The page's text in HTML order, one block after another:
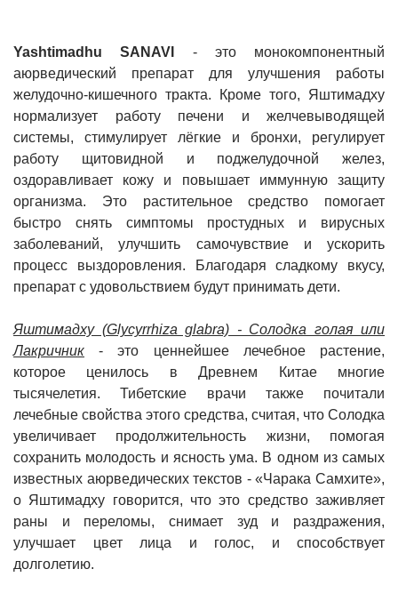
Yashtimadhu SАNAVI
- это монокомпонентный
аюрведический препарат для улучшения работы
желудочно-кишечного тракта. Кроме того, Яштимадху
нормализует работу печени и желчевыводящей
системы, стимулирует лёгкие и бронхи, регулирует
работу щитовидной и поджелудочной желез,
оздоравливает кожу и повышает иммунную защиту
организма. Это растительное средство помогает
быстро снять симптомы простудных и вирусных
заболеваний, улучшить самочувствие и ускорить
процесс выздоровления. Благодаря сладкому вкусу,
препарат с удовольствием будут принимать дети.
Яштимадху (Glycyrrhiza glabra) - Солодка голая или
Лакричник - это ценнейшее лечебное растение,
которое ценилось в Древнем Китае многие
тысячелетия. Тибетские врачи также почитали
лечебные свойства этого средства, считая, что Солодка
увеличивает продолжительность жизни, помогая
сохранить молодость и ясность ума. В одном из самых
известных аюрведических текстов - «Чарака Самхите»,
о Яштимадху говорится, что это средство заживляет
раны и переломы, снимает зуд и раздражения,
улучшает цвет лица и голос, и способствует
долголетию.